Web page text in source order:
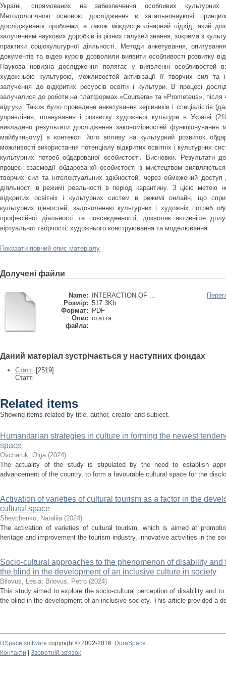
Україні, спрямованих на забезпечення особливих культурних
Методологічною основою дослідження є загальнонаукові
досліджуваної проблеми, а також міждисциплінарний підхід, який
залученням наукових доробків із різних галузей знання, зокрема з
практики соціокультурної діяльності. Методи анкетування,
документів та відео курсів дозволили виявити особливості розвитку
Наукова новизна дослідження полягає у виявленні особливостей
художньою культурою, можливостей активізації її творчих сил та
залучення до відкритих ресурсів освіти і культури. В процесі
залучалися до роботи на платформах «Сoursera» та «Prometeus», після
відгуки. Також було проведене анкетування керівників і спеціалістів
управління, планування і розвитку художньої культури в Україні
викладено результати дослідження закономірностей
майбутньому) в контексті його впливу на культурний розвиток
можливості використання потенціалу відкритих освітніх і культурних
культурних потреб обдарованої особистості. Висновки. Результати
процесі взаємодії обдарованої особистості з мистецтвом
творчих сил та інтелектуальних здібностей, через обмежений доступ
діяльності в режимі реальності в період карантину. З цією метою
відкритих освітніх і культурних систем в режимі онлайн, що сприяє
культурних цінностей, задоволенню культурних і художніх потреб
професійної діяльності та повсякденності; дозволяє активніше
віртуальної творчості, художнього конструювання та моделювання.
Показати повний опис матеріалу
Долучені файли
Name:
INTERACTION OF ...
Розмір: 517.3Kb
Формат:
PDF
Опис
файла:
стаття
Даний матеріал зустрічається у наступних фондах
Статті [2519]
Статті
Related items
Showing items related by title, author, creator and subject.
Humanitarian strategies in culture in forming the newest
space
Ovcharuk, Olga (2024)
The actuality of the study is stipulated by the need to establish
advancement of the country, to form a favourable cultural space for the
Activation of varieties of cultural tourism as a factor in the
cultural space
Shevchenko, Nataliia (2024)
The activation of varieties of cultural tourism, which is aimed at
heritage and improvement the tourism industry, innovative activities in the
Socio-cultural approaches to the phenomenon of disability
the blind in the development of an inclusive culture in society
Bilovus, Lesia; Bilovus, Petro (2024)
This study aimed to explore the socio-cultural perception of disability and
the blind in the development of an inclusive society. This article provided a
DSpace software copyright © 2002-2016
DuraSpace
Контакти
Зворотній зв'язок